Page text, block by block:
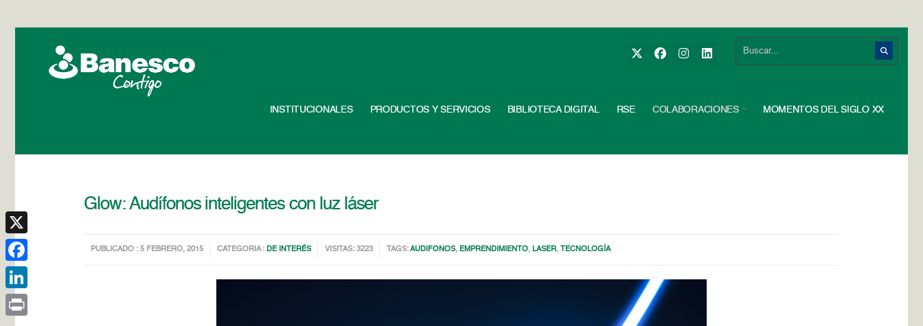
INSTITUCIONALES PRODUCTOS Y SERVICIOS BIBLIOTECA DIGITAL RSE COLABORACIONES MOMENTOS DEL SIGLO XX
Glow: Audífonos inteligentes con luz láser
PUBLICADO : 5 FEBRERO, 2015 CATEGORIA : DE INTERÉS VISITAS: 3223 TAGS:AUDIFONOS, EMPRENDIMIENTO, LASER, TECNOLOGÍA
X
Facebook
LinkedIn